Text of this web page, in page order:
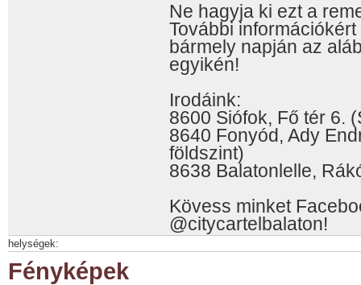
Ne hagyja ki ezt a
További
bármely napján az
egyikén!
Irodáink:
8600 Siófok, Fő tér 6.
8640 Fonyód, Ady
földszint)
8638 Balatonlelle,
Kövess minket
@citycartelbalaton!
helységek:
Fényképek